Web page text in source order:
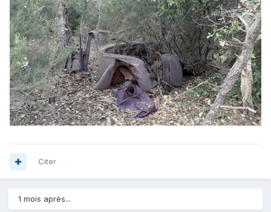
Citer
1 mois après...